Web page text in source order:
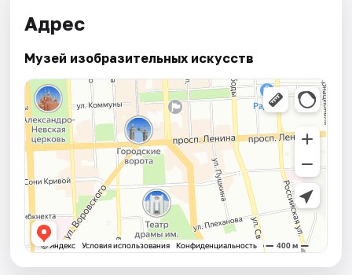
Адрес
Музей изобразительных искусств